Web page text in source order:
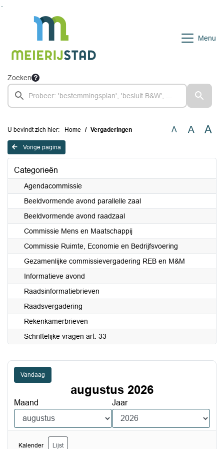
Menu
Zoeken
U bevindt zich hier: Home Vergaderingen A A A
Vorige pagina
Categorieën
Agendacommissie
Beeldvormende avond parallelle zaal
Beeldvormende avond raadzaal
Commissie Mens en Maatschappij
Commissie Ruimte, Economie en Bedrijfsvoering
Gezamenlijke commissievergadering REB en M&M
Informatieve avond
Raadsinformatiebrieven
Raadsvergadering
Rekenkamerbrieven
Schriftelijke vragen art. 33
Vandaag
augustus 2026
Maand Jaar
Kalender Lijst